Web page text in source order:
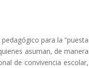
para la “puesta
asuman, de manera
de convivencia escolar,